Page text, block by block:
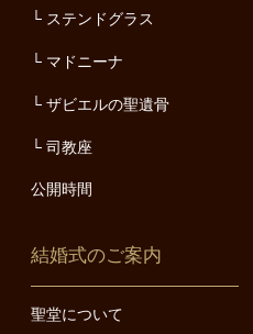
ステンドグラス
マドニーナ
ザビエルの聖遺骨
司教座
公開時間
結婚式のご案内
聖堂について